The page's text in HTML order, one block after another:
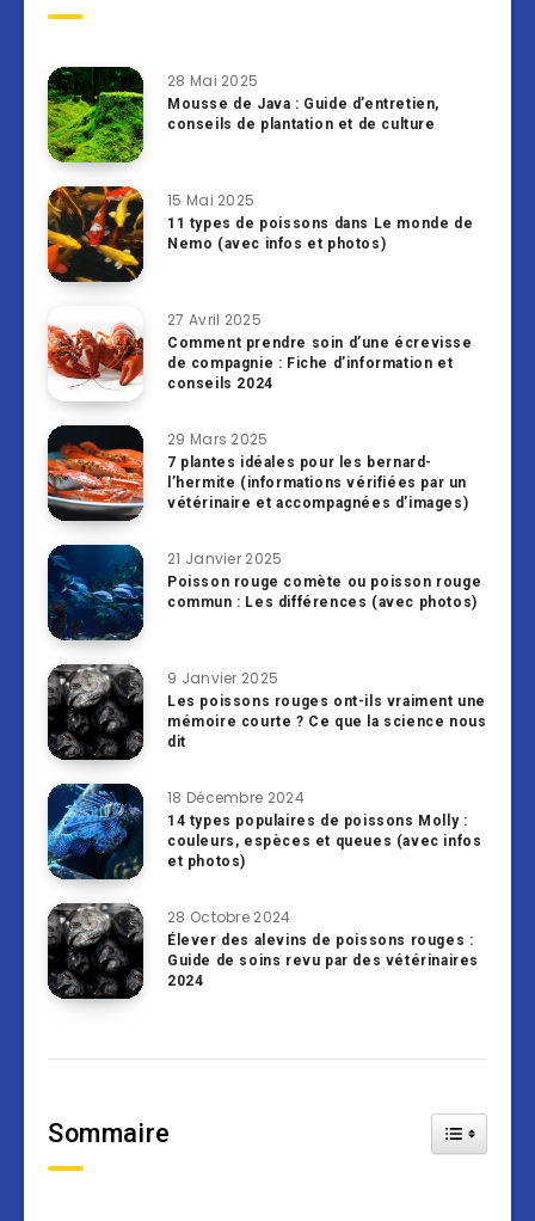
28 Mai 2025
Mousse de Java : Guide d’entretien,
conseils de plantation et de culture
15 Mai 2025
11 types de poissons dans Le monde de
Nemo (avec infos et photos)
27 Avril 2025
Comment prendre soin d’une écrevisse
de compagnie : Fiche d’information et
conseils 2024
29 Mars 2025
7 plantes idéales pour les bernard-
l’hermite (informations vérifiées par un
vétérinaire et accompagnées d’images)
21 Janvier 2025
Poisson rouge comète ou poisson rouge
commun : Les différences (avec photos)
9 Janvier 2025
Les poissons rouges ont-ils vraiment une
mémoire courte ? Ce que la science nous
dit
18 Décembre 2024
14 types populaires de poissons Molly :
couleurs, espèces et queues (avec infos
et photos)
28 Octobre 2024
Élever des alevins de poissons rouges :
Guide de soins revu par des vétérinaires
2024
Sommaire Toggle